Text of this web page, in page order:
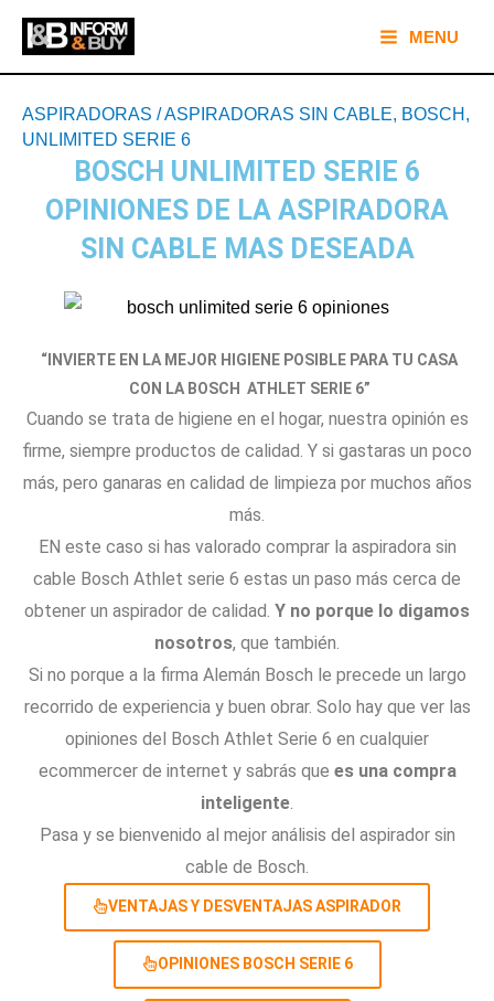
contenido
Main
Menu
MENU
ASPIRADORAS /ASPIRADORAS SIN CABLE, BOSCH ,
UNLIMITED SERIE 6
BOSCH UNLIMITED SERIE 6
OPINIONES DE LA ASPIRADORA
SIN CABLE MAS DESEADA
“INVIERTE EN LA MEJOR HIGIENE POSIBLE PARA TU CASA
CON LA BOSCH ATHLET SERIE 6”
Cuando se trata de higiene en el hogar, nuestra opinión es
firme, siempre productos de calidad. Y si gastaras un poco
más, pero ganaras en calidad de limpieza por muchos años
más.
EN este caso si has valorado comprar la aspiradora sin
cable Bosch Athlet serie 6 estas un paso más cerca de
obtener un aspirador de calidad. Y no porque lo digamos
nosotros, que también.
Si no porque a la firma Alemán Bosch le precede un largo
recorrido de experiencia y buen obrar. Solo hay que ver las
opiniones del Bosch Athlet Serie 6 en cualquier
ecommercer de internet y sabrás que es una compra
inteligente.
Pasa y se bienvenido al mejor análisis del aspirador sin
cable de Bosch.
VENTAJAS Y DESVENTAJAS ASPIRADOR
OPINIONES BOSCH SERIE 6
de